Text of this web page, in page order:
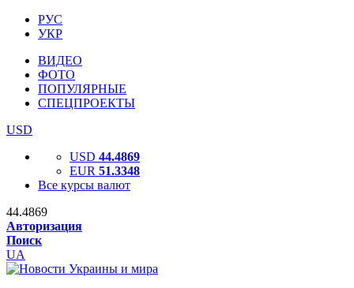
РУС
УКР
ВИДЕО
ФОТО
ПОПУЛЯРНЫЕ
СПЕЦПРОЕКТЫ
USD
USD 44.4869
EUR 51.3348
Все курсы валют
44.4869
Авторизация
Поиск
UA